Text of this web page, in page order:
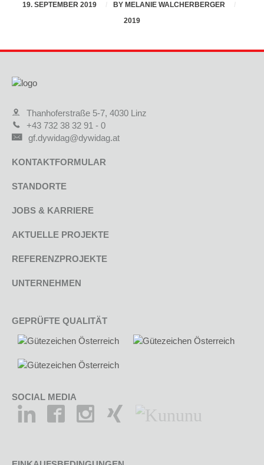
19. SEPTEMBER 2019 BY MELANIE WALCHERBERGER
2019
Thanhoferstraße 5-7, 4030 Linz
+43 732 38 32 91 - 0
gf.dywidag@dywidag.at
KONTAKTFORMULAR
STANDORTE
JOBS & KARRIERE
AKTUELLE PROJEKTE
REFERENZPROJEKTE
UNTERNEHMEN
GEPRÜFTE QUALITÄT
SOCIAL MEDIA